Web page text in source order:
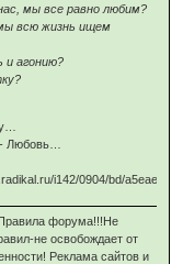
мы все равно любим?
всю жизнь ищем
и агонию?
- Любовь…
форума!!!Не
не освобождает от
Реклама сайтов и